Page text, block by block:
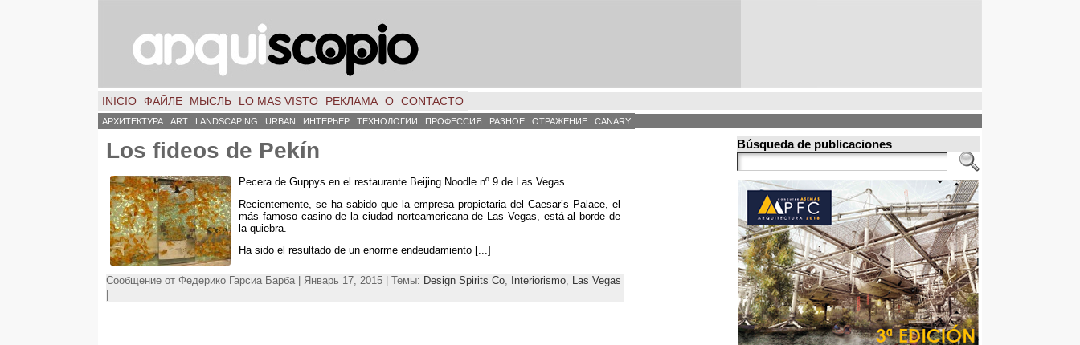
INICIO ФАЙЛЕ МЫСЛЬ LO MAS VISTO РЕКЛАМА О CONTACTO
АРХИТЕКТУРА ART LANDSCAPING URBAN ИНТЕРЬЕР ТЕХНОЛОГИИ ПРОФЕССИЯ РАЗНОЕ ОТРАЖЕНИЕ CANARY
Los fideos de Pekín
Pecera de Guppys en el restaurante Beijing Noodle nº 9 de Las Vegas
Recientemente, se ha sabido que la empresa propietaria del Caesar’s Palace el
más famoso casino de la ciudad norteamericana de Las Vegas
está al borde de
la quiebra
Ha sido el resultado de un enorme endeudamiento [...]
Сообщение от Федерико Гарсиа Барба | Январь 17, 2015 | Темы: Design Spirits Co Interiorismo
Las Vegas
Búsqueda de publicaciones